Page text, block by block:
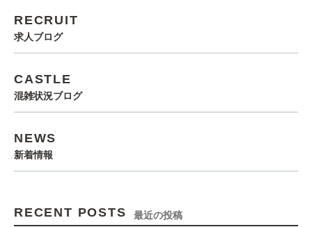
RECRUIT
求人ブログ
CASTLE
混雑状況ブログ
NEWS
新着情報
RECENT POSTS 最近の投稿